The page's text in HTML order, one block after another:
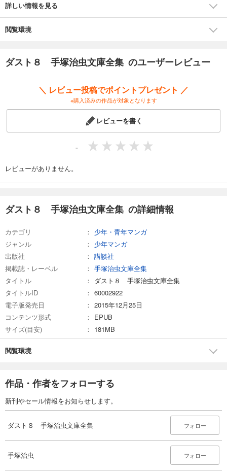
詳しい情報を見る
閲覧環境
ダスト８ 手塚治虫文庫全集 のユーザーレビュー
＼ レビュー投稿でポイントプレゼント ／
※購入済みの作品が対象となります
レビューを書く
-
レビューがありません。
ダスト８ 手塚治虫文庫全集 の詳細情報
カテゴリ
少年・青年マンガ
ジャンル
少年マンガ
出版社
講談社
掲載誌・レーベル
手塚治虫文庫全集
タイトル
ダスト８ 手塚治虫文庫全集
タイトルID
60002922
電子版発売日
2015年12月25日
コンテンツ形式
EPUB
サイズ(目安)
181MB
閲覧環境
作品・作者をフォローする
新刊やセール情報をお知らせします。
ダスト８ 手塚治虫文庫全集 フォロー
手塚治虫 フォロー